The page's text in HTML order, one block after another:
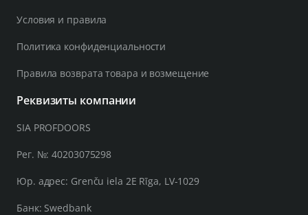
Условия и правила
Политика конфиденциальности
Правила возврата товара и возмещение
Реквизиты компании
SIA PROFDOORS
Рег. №: 40203075298
Юр. адрес: Grenču iela 2E Rīga, LV-1029
Банк: Swedbank